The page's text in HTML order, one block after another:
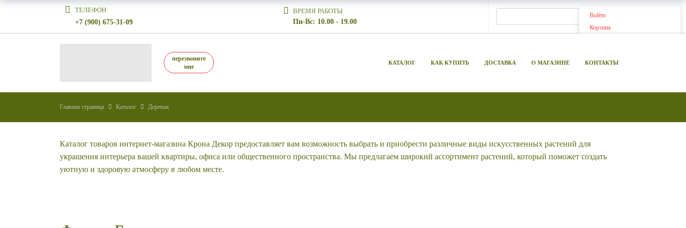
ТЕЛЕФОН
+7 (900) 675-31-09
ВРЕМЯ РАБОТЫ
Пн-Вс: 10.00 - 19.00
перезвоните
мне
КАТАЛОГ КАК КУПИТЬ ДОСТАВКА О МАГАЗИНЕ КОНТАКТЫ
Главная страница Каталог Деревья
Каталог товаров интернет-магазина Крона Декор предоставляет вам возможность выбрать и приобрести различные виды искусственных растений для
украшения интерьера вашей квартиры, офиса или общественного пространства. Мы предлагаем широкий ассортимент растений, который поможет создать
уютную и здоровую атмосферу в любом месте.
Войти
Корзина